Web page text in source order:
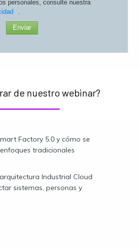
personales, consulte nuestra
.
Enviar
de nuestro webinar?
Factory 5.0 y cómo se
tradicionales
Industrial Cloud
sistemas, personas y